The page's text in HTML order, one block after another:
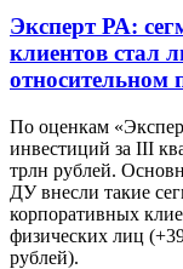
Эксперт РА:
клиентов стал
относительном
По оценкам
инвестиций за III
трлн рублей.
ДУ внесли такие
корпоративных
физических лиц
рублей).